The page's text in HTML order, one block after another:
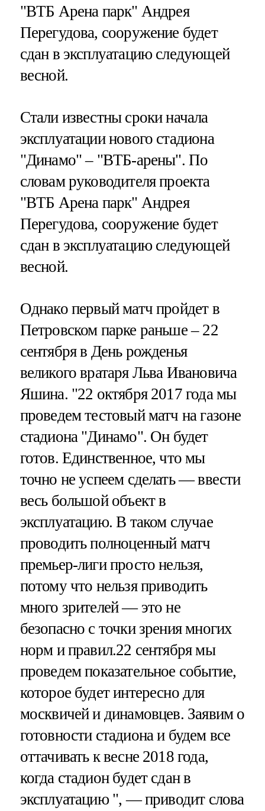
"ВТБ Арена парк" Андрея
Перегудова, сооружение будет
сдан в эксплуатацию следующей
весной.
Стали известны сроки начала
эксплуатации нового стадиона
"Динамо" – "ВТБ-арены". По
словам руководителя проекта
"ВТБ Арена парк" Андрея
Перегудова, сооружение будет
сдан в эксплуатацию следующей
весной.
Однако первый матч пройдет в
Петровском парке раньше – 22
сентября в День рожденья
великого вратаря Льва Ивановича
Яшина. "22 октября 2017 года мы
проведем тестовый матч на газоне
стадиона "Динамо". Он будет
готов. Единственное, что мы
точно не успеем сделать — ввести
весь большой объект в
эксплуатацию. В таком случае
проводить полноценный матч
премьер-лиги просто нельзя,
потому что нельзя приводить
много зрителей — это не
безопасно с точки зрения многих
норм и правил.22 сентября мы
проведем показательное событие,
которое будет интересно для
москвичей и динамовцев. Заявим о
готовности стадиона и будем все
оттачивать к весне 2018 года,
когда стадион будет сдан в
эксплуатацию ", — приводит слова